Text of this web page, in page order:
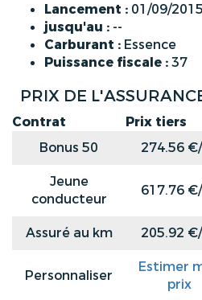
Lancement : 01/09/2015
jusqu'au : --
Carburant : Essence
Puissance fiscale :37
PRIX DE
Contrat Prix tiers
Bonus 50
274.56
Jeune
conducteur
617.76
Assuré au km
205.92
Personnaliser
Estimer
prix